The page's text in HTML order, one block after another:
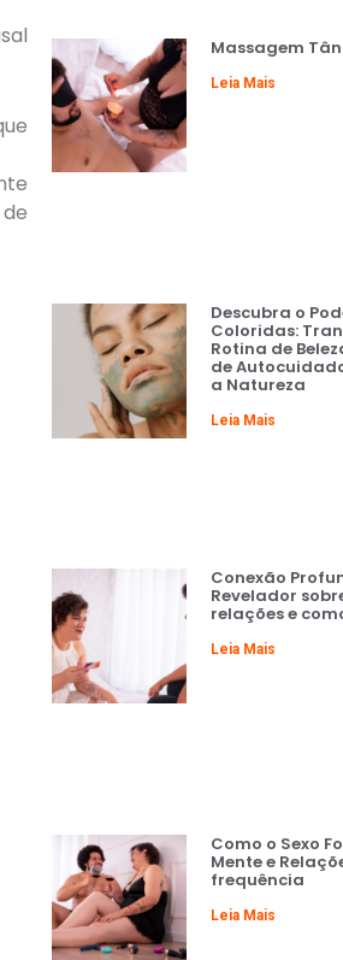
Massagem
Leia Mais
Descubra o
Coloridas:
Rotina de
de
a Natureza
Leia Mais
Conexão
Revelador
relações e
Leia Mais
Como o Sexo
Mente e
frequência
Leia Mais